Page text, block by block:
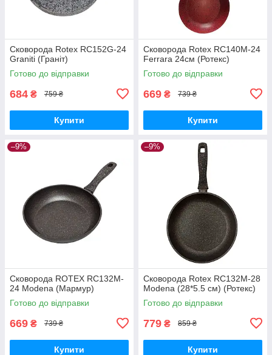
Сковорода Rotex RC152G-24
Graniti (Граніт)
Готово до відправки
684 ₴ 759 ₴
Купити
Сковорода Rotex RC140M-24
Ferrara 24см (Ротекс)
Готово до відправки
669 ₴ 739 ₴
Купити
–9%
Сковорода ROTEX RC132M-
24 Modena (Мармур)
Готово до відправки
669 ₴ 739 ₴
Купити
–9%
Сковорода Rotex RC132M-28
Modena (28*5.5 см) (Ротекс)
Готово до відправки
779 ₴ 859 ₴
Купити